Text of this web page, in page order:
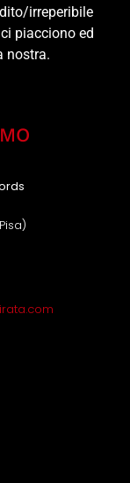
irreperibile
piacciono ed
nostra.